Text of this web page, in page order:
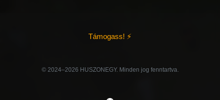
Támogass! ⚡
©️ 2024–2026 HUSZONEGY. Minden jog fenntartva.